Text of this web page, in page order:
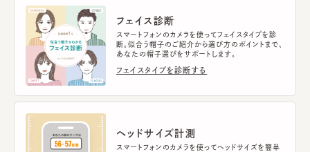
フェイス診断
スマートフォンのカメラを使ってフェイスタイプを診
断。似合う帽子のご紹介から選び方のポイントまで、
あなたの帽子選びをサポートします。
フェイスタイプを診断する
ヘッドサイズ計測
スマートフォンのカメラを使ってヘッドサイズを簡単